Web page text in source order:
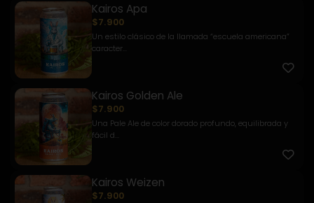
Kairos Apa
$7.900
Un estilo clásico de la llamada “escuela americana”
caracter...
Kairos Golden Ale
$7.900
Una Pale Ale de color dorado profundo, equilibrada y
fácil d...
Kairos Weizen
$7.900